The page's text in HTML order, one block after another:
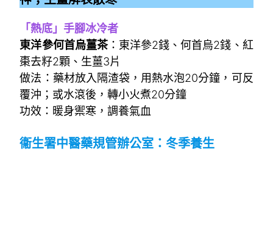
「熱底」手腳冰冷者
東洋參何首烏薑茶：東洋參2錢、何首烏2錢、紅
棗去籽2顆、生薑3片
做法：藥材放入隔渣袋，用熱水泡20分鐘，可反
覆沖；或水滾後，轉小火煮20分鐘
功效：暖身禦寒，調養氣血
衞生署中醫藥規管辦公室：冬季養生